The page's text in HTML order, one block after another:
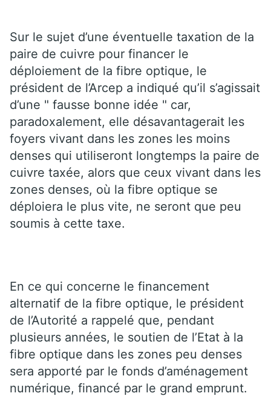
Sur le sujet d’une éventuelle taxation de la
paire de cuivre pour financer le
déploiement de la fibre optique, le
président de l’Arcep a indiqué qu’il s’agissait
d’une " fausse bonne idée " car,
paradoxalement, elle désavantagerait les
foyers vivant dans les zones les moins
denses qui utiliseront longtemps la paire de
cuivre taxée, alors que ceux vivant dans les
zones denses, où la fibre optique se
déploiera le plus vite, ne seront que peu
soumis à cette taxe.
En ce qui concerne le financement
alternatif de la fibre optique, le président
de l’Autorité a rappelé que, pendant
plusieurs années, le soutien de l’Etat à la
fibre optique dans les zones peu denses
sera apporté par le fonds d’aménagement
numérique, financé par le grand emprunt.